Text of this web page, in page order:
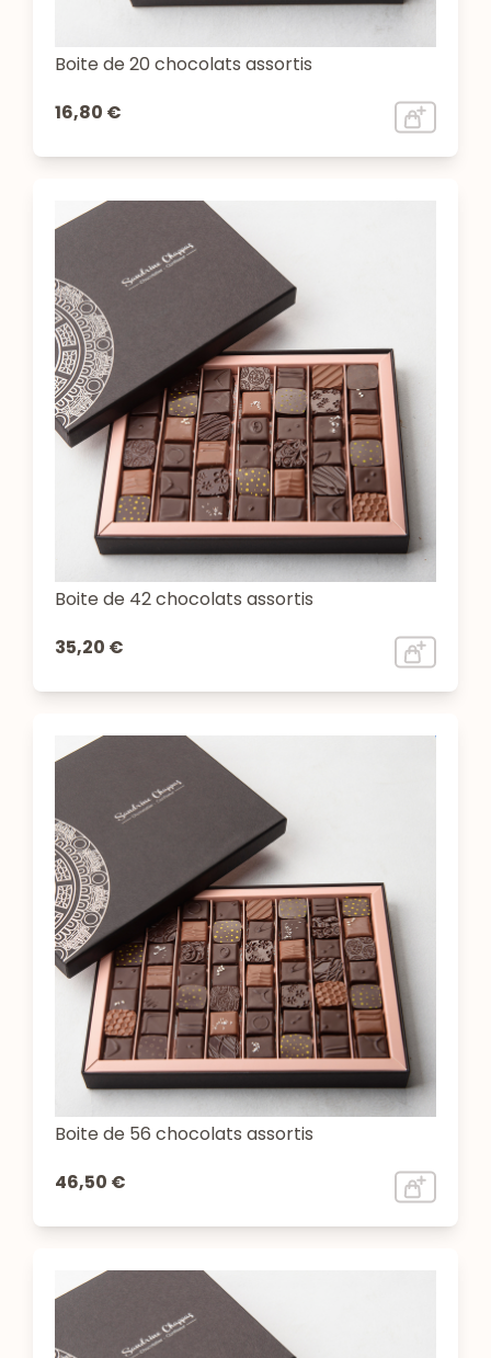
Boite de 20 chocolats assortis
16,80 €
Boite de 42 chocolats assortis
35,20 €
Boite de 56 chocolats assortis
46,50 €